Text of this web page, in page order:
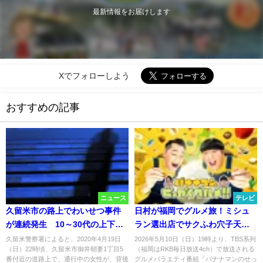
最新情報をお届けします
Xでフォローしよう
おすすめの記事
ニュース
久留米市の路上でわいせつ事件
が連続発生 10～30代の上下黒
系の服を着た男
久留米警察署によると、2020年4月19日
（日）22時頃、久留米市御井朝妻1丁目5
番付近の道路上で、通行中の女性が、背後
テレビ
日村が福岡でグルメ旅！ミシュ
ラン選出店でサクふわ穴子天ぷ
ら「バナナマンのせっかくグル
メ」5月10日放送
2026年5月10日（日）19時より、TBS系列
（福岡はRKB毎日放送4ch）で放送される
グルメバラエティ番組「バナナマンのせっ